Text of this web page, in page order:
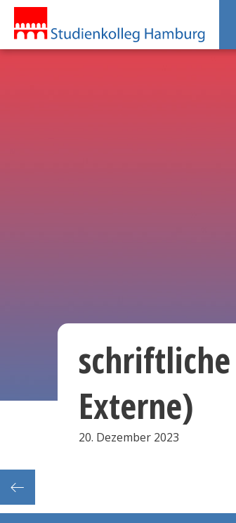
Mittsemesterkonferenzen (1.Sem. + Freischuss)
schriftliche
Externe)
20. Dezember 2023